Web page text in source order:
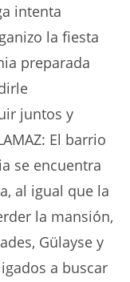
intenta
la fiesta
preparada
juntos y
El barrio
se encuentra
al igual que la
la mansión,
Gülayse y
a buscar